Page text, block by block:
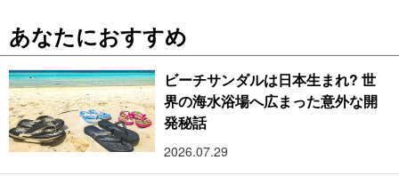
あなたにおすすめ
ビーチサンダルは日本生まれ? 世
界の海水浴場へ広まった意外な開
発秘話
2026.07.29